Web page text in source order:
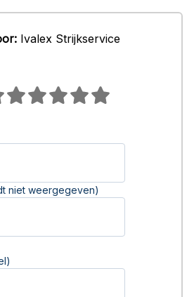
Ivalex Strijkservice
niet weergegeven)